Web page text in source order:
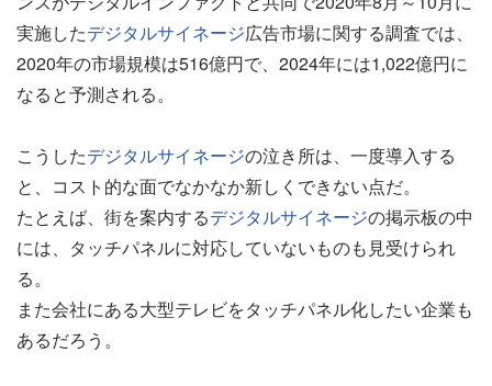
実施したデジタルサイネージ広告市場に関する調査では、
2020年の市場規模は516億円で、2024年には1,022億円に
なると予測される。
こうしたデジタルサイネージの泣き所は、一度導入する
と、コスト的な面でなかなか新しくできない点だ。
たとえば、街を案内するデジタルサイネージの掲示板の中
には、タッチパネルに対応していないものも見受けられ
る。
また会社にある大型テレビをタッチパネル化したい企業も
あるだろう。